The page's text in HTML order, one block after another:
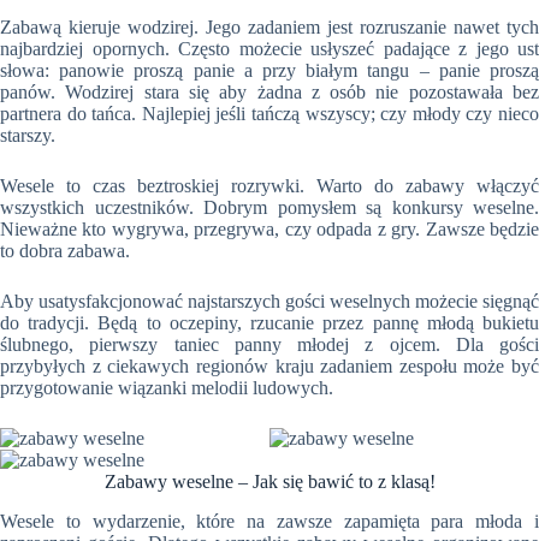
Zabawą kieruje wodzirej. Jego zadaniem jest rozruszanie nawet tych
najbardziej opornych. Często możecie usłyszeć padające z jego ust
słowa: panowie proszą panie a przy białym tangu – panie proszą
panów. Wodzirej stara się aby żadna z osób nie pozostawała bez
partnera do tańca. Najlepiej jeśli tańczą wszyscy; czy młody czy nieco
starszy.
Wesele to czas beztroskiej rozrywki. Warto do zabawy włączyć
wszystkich uczestników. Dobrym pomysłem są konkursy weselne.
Nieważne kto wygrywa, przegrywa, czy odpada z gry. Zawsze będzie
to dobra zabawa.
Aby usatysfakcjonować najstarszych gości weselnych możecie sięgnąć
do tradycji. Będą to oczepiny, rzucanie przez pannę młodą bukietu
ślubnego, pierwszy taniec panny młodej z ojcem. Dla gości
przybyłych z ciekawych regionów kraju zadaniem zespołu może być
przygotowanie wiązanki melodii ludowych.
Zabawy weselne – Jak się bawić to z klasą!
Wesele to wydarzenie, które na zawsze zapamięta para młoda i